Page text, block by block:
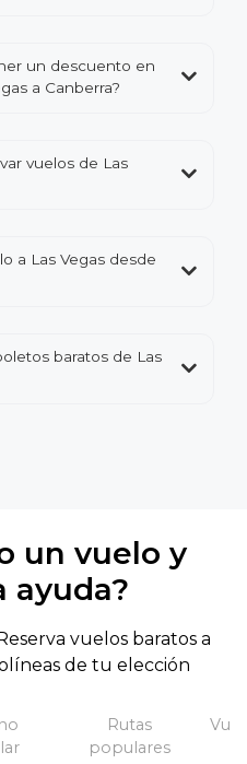
un descuento en
a Canberra?
vuelos de Las
a Las Vegas desde
baratos de Las
un vuelo y
ayuda?
vuelos baratos a
de tu elección
Rutas
populares